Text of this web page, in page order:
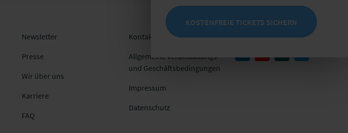
KOSTENFREIE TICKETS SICHERN
Newsletter
Presse
Wir über uns
Karriere
FAQ
Kontakt
Allgemeine Veranstaltungs-
und Geschäftsbedingungen
Impressum
Datenschutz
Folgen Sie uns